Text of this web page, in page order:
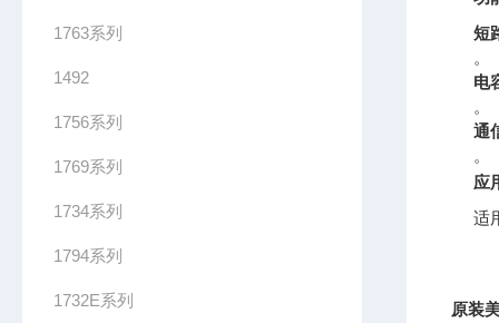
1763系列
1492
1756系列
1769系列
1734系列
1794系列
1732E系列
短
。
电
。
通
。
应
适
原装